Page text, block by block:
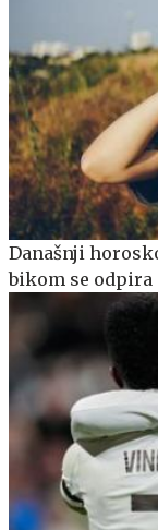
Današnji
bikom se